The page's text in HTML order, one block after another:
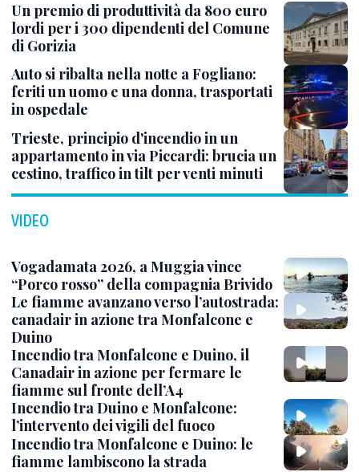
Un premio di produttività da 800 euro
lordi per i 300 dipendenti del Comune
di Gorizia
Auto si ribalta nella notte a Fogliano:
feriti un uomo e una donna, trasportati
in ospedale
Trieste, principio d'incendio in un
appartamento in via Piccardi: brucia un
cestino, traffico in tilt per venti minuti
VIDEO
Vogadamata 2026, a Muggia vince
“Porco rosso” della compagnia Brivido
Le fiamme avanzano verso l’autostrada:
canadair in azione tra Monfalcone e
Duino
Incendio tra Monfalcone e Duino, il
Canadair in azione per fermare le
fiamme sul fronte dell’A4
Incendio tra Duino e Monfalcone:
l’intervento dei vigili del fuoco
Incendio tra Monfalcone e Duino: le
fiamme lambiscono la strada